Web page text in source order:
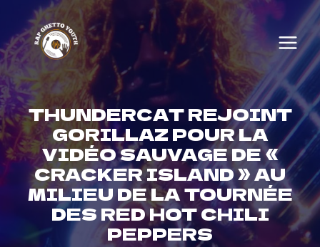
content
THUNDERCAT REJOINT
GORILLAZ POUR LA
VIDÉO SAUVAGE DE «
CRACKER ISLAND » AU
MILIEU DE LA TOURNÉE
DES RED HOT CHILI
PEPPERS